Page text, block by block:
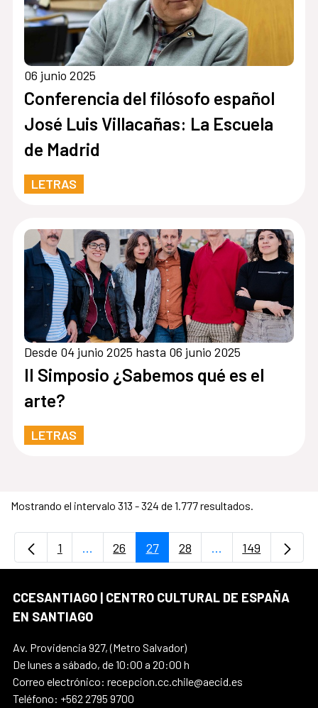
06 junio 2025
Conferencia del filósofo español
José Luis Villacañas: La Escuela
de Madrid
LETRAS
Desde 04 junio 2025 hasta 06 junio 2025
II Simposio ¿Sabemos qué es el
arte?
LETRAS
Mostrando el intervalo 313 - 324 de 1.777 resultados.
Página
1 ...Páginas intermedias Use TAB para
Página
26 Página
27 Página
28 ...PáginasPágina
149
CCESANTIAGO | CENTRO CULTURAL DE ESPAÑA
EN SANTIAGO
Av. Providencia 927, (Metro Salvador)
De lunes a sábado, de 10:00 a 20:00 h
Correo electrónico: recepcion.cc.chile@aecid.es
Teléfono: +562 2795 9700